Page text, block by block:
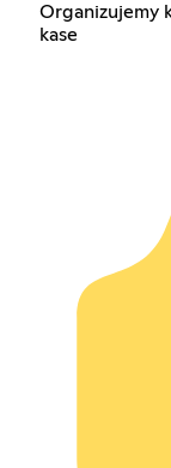
Organizujemy
kase